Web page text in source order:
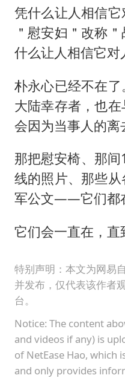
凭什么让人相信
＂慰安妇＂改称
什么让人相信它对
朴永心已经不在
大陆幸存者，也
会因为当事人的离
那把慰安椅、那
线的照片、那些
军公文——它们都
它们会一直在，直
特别声明：本文为网易
并发布，仅代表该作者
台。
Notice: The content
and videos if any) is
of NetEase Hao, which
and only provides